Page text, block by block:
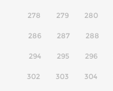
278 279 280
286 287 288
294 295 296
302 303 304